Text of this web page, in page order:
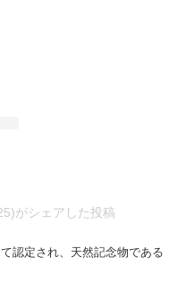
がシェアした投稿
認定され、天然記念物である